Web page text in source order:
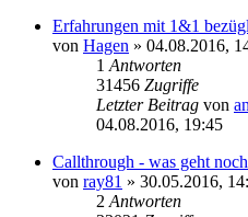
Erfahrungen mit 1&1
von Hagen » 04.08.2016,
1 Antworten
31456 Zugriffe
Letzter Beitrag von
04.08.2016, 19:45
Callthrough - was geht
von ray81 » 30.05.2016,
2 Antworten